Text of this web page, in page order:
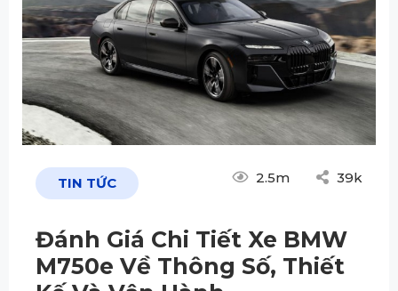
TIN TỨC 2.5m 39k
Đánh Giá Chi Tiết Xe BMW
M750e Về Thông Số, Thiết